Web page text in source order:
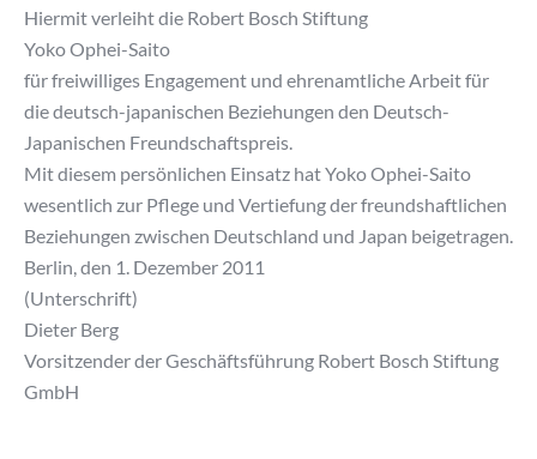
Hiermit verleiht die Robert Bosch Stiftung
Yoko Ophei-Saito
für freiwilliges Engagement und ehrenamtliche Arbeit für
die deutsch-japanischen Beziehungen den Deutsch-
Japanischen Freundschaftspreis.
Mit diesem persönlichen Einsatz hat Yoko Ophei-Saito
wesentlich zur Pflege und Vertiefung der freundshaftlichen
Beziehungen zwischen Deutschland und Japan beigetragen.
Berlin, den 1. Dezember 2011
(Unterschrift)
Dieter Berg
Vorsitzender der Geschäftsführung Robert Bosch Stiftung
GmbH